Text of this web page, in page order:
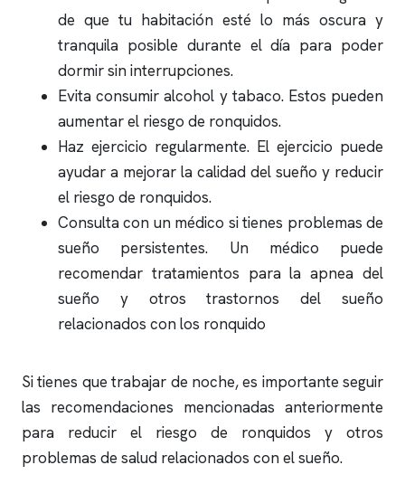
de que tu habitación esté lo más oscura y
tranquila posible durante el día para poder
dormir sin interrupciones.
Evita consumir alcohol y tabaco. Estos pueden
aumentar el riesgo de ronquidos.
Haz ejercicio regularmente. El ejercicio puede
ayudar a mejorar la calidad del sueño y reducir
el riesgo de ronquidos.
Consulta con un médico si tienes problemas de
sueño persistentes. Un médico puede
recomendar tratamientos para laapnea del
sueño y otros trastornos del sueño
relacionados con los ronquido
Si tienes que trabajar de noche, es importante seguir
las recomendaciones mencionadas anteriormente
para reducir el riesgo de ronquidos y otros
problemas de salud relacionados con el sueño.